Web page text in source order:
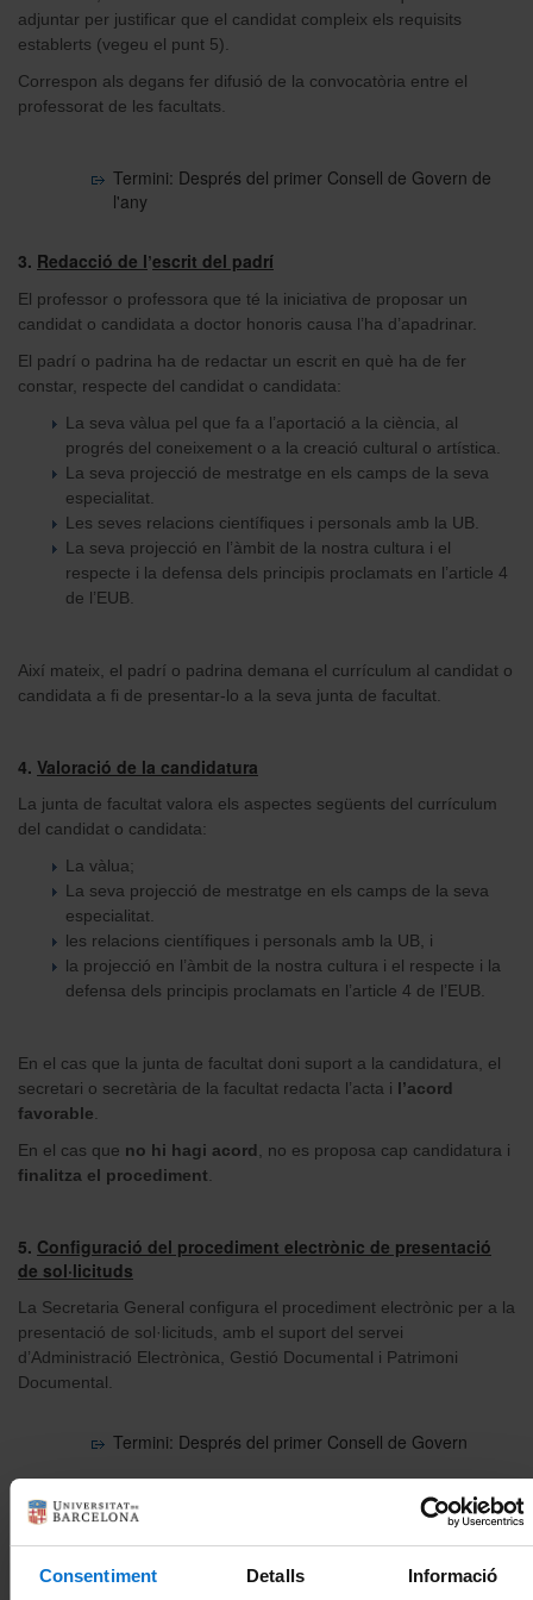
Consentiment Detalls Informació
adjuntar per justificar que el candidat compleix els requisits
establerts (vegeu el punt 5).
Correspon als degans fer difusió de la convocatòria entre el
professorat de les facultats.
Termini: Després del primer Consell de Govern de
l'any
3. Redacció de l’escrit del padrí
El professor o professora que té la iniciativa de proposar un
candidat o candidata a doctor honoris causa l’ha d’apadrinar.
El padrí o padrina ha de redactar un escrit en què ha de fer
constar, respecte del candidat o candidata:
La seva vàlua pel que fa a l’aportació a la ciència, al
progrés del coneixement o a la creació cultural o artística.
La seva projecció de mestratge en els camps de la seva
especialitat.
Les seves relacions científiques i personals amb la UB.
La seva projecció en l’àmbit de la nostra cultura i el
respecte i la defensa dels principis proclamats en l’article 4
de l’EUB.
Així mateix, el padrí o padrina demana el currículum al candidat o
candidata a fi de presentar-lo a la seva junta de facultat.
4. Valoració de la candidatura
La junta de facultat valora els aspectes següents del currículum
del candidat o candidata:
La vàlua;
La seva projecció de mestratge en els camps de la seva
especialitat.
les relacions científiques i personals amb la UB, i
la projecció en l’àmbit de la nostra cultura i el respecte i la
defensa dels principis proclamats en l’article 4 de l’EUB.
En el cas que la junta de facultat doni suport a la candidatura, el
secretari o secretària de la facultat redacta l’acta i l’acord
favorable
En el cas que no hi hagi acord , no es proposa cap candidatura i
finalitza el procediment
5. Configuració del procediment electrònic de presentació
de sol·licituds
La Secretaria General configura el procediment electrònic per a la
presentació de sol·licituds, amb el suport del servei
d’Administració Electrònica, Gestió Documental i Patrimoni
Documental.
Termini: Després del primer Consell de Govern
6.Presentació de la proposta de candidatura a doctor
honoris causa
General, mitjançant el formulari electrònic habilitat, la sol·licitud,